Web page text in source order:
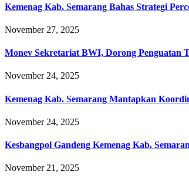
Kemenag Kab. Semarang Bahas Strategi
November 27, 2025
Monev Sekretariat BWI, Dorong Penguatan
November 24, 2025
Kemenag Kab. Semarang Mantapkan
November 24, 2025
Kesbangpol Gandeng Kemenag Kab.
November 21, 2025